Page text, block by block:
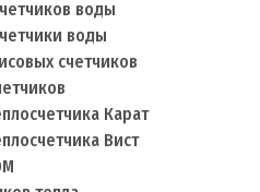
воды
воды
счетчиков
Карат
Вист